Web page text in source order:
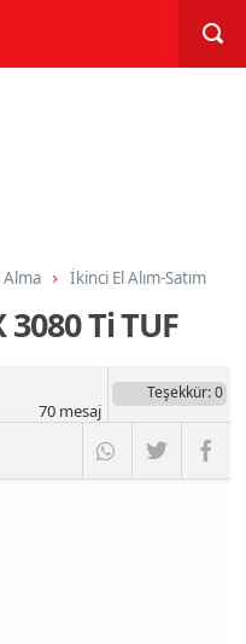
Alma İkinci El Alım-Satım
3080 Ti TUF
Teşekkür: 0
70mesaj